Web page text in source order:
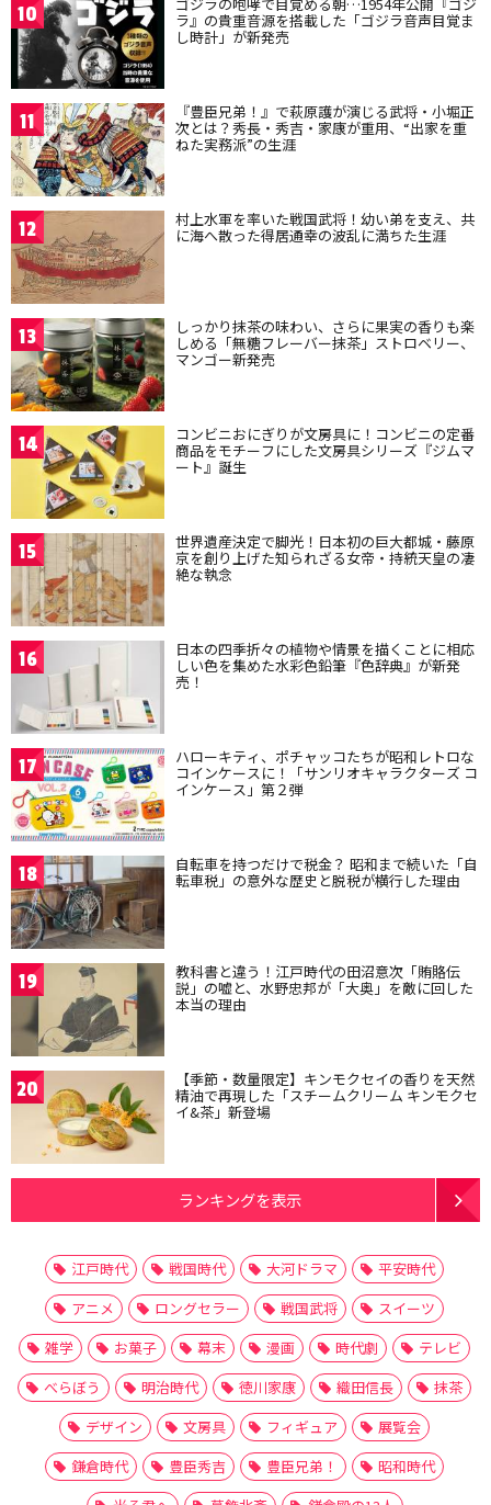
10 ラ』の貴重音源を搭載した「ゴジラ音声目覚ま
し時計」が新発売
11 『豊臣兄弟！』で萩原護が演じる武将・小堀正
次とは？秀長・秀吉・家康が重用、“出家を重
ねた実務派”の生涯
12 村上水軍を率いた戦国武将！幼い弟を支え、共
に海へ散った得居通幸の波乱に満ちた生涯
13 しっかり抹茶の味わい、さらに果実の香りも楽
しめる「無糖フレーバー抹茶」ストロベリー、
マンゴー新発売
14 コンビニおにぎりが文房具に！コンビニの定番
商品をモチーフにした文房具シリーズ『ジムマ
ート』誕生
15 世界遺産決定で脚光！日本初の巨大都城・藤原
京を創り上げた知られざる女帝・持統天皇の凄
絶な執念
16 日本の四季折々の植物や情景を描くことに相応
しい色を集めた水彩色鉛筆『色辞典』が新発
売！
17 ハローキティ、ポチャッコたちが昭和レトロな
コインケースに！「サンリオキャラクターズ コ
インケース」第２弾
18 自転車を持つだけで税金？ 昭和まで続いた「自
転車税」の意外な歴史と脱税が横行した理由
19 教科書と違う！江戸時代の田沼意次「賄賂伝
説」の嘘と、水野忠邦が「大奥」を敵に回した
本当の理由
20 【季節・数量限定】キンモクセイの香りを天然
精油で再現した「スチームクリーム キンモクセ
イ&茶」新登場
ランキングを表示
江戸時代 戦国時代 大河ドラマ
平安時代
アニメ
ロングセラー 戦国武将
スイーツ
雑学
お菓子 幕末 漫画 時代劇
テレビ
べらぼう
明治時代 徳川家康 織田信長
抹茶
デザイン
文房具 フィギュア
展覧会
鎌倉時代
豊臣秀吉 豊臣兄弟！
昭和時代